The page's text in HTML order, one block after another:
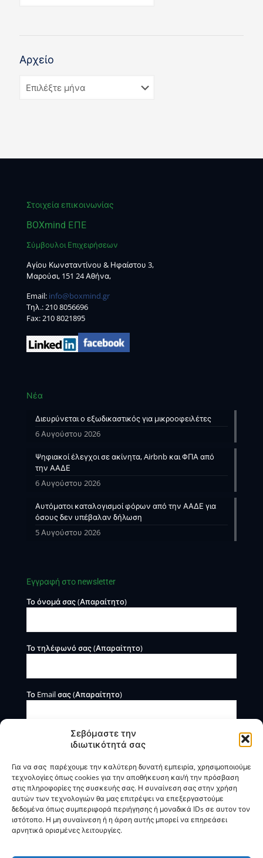
Σεβόμαστε την
ιδιωτικότητά σας
Για να σας παρέχουμε την καλύτερη δυνατή εμπειρία, χρησιμοποιούμε
τεχνολογίες όπως cookies για την αποθήκευση και/ή την πρόσβαση
στις πληροφορίες της συσκευής σας. Η συναίνεση σας στην χρήση
αυτών των τεχνολογιών θα μας επιτρέψει να επεξεργαστούμε
δεδομένα όπως συμπεριφορά περιήγησης ή μοναδικά IDs σε αυτον τον
ιστότοπο. Η μη συναίινεση ή η άρση αυτής μπορεί να επηρεάσει
αρνητικά ορισμένες λειτουργίες.
Αρχείο
Στοιχεία επικοινωνίας
BOXmind ΕΠΕ
Σύμβουλοι Επιχειρήσεων
Αγίου Κωνσταντίνου & Ηφαίστου 3,
Μαρούσι, 151 24 Αθήνα,
Email: info@boxmind.gr
Tηλ.:210 8056696
Fax: 210 8021895
Νέα
Διευρύνεται ο εξωδικαστικός για μικροοφειλέτες
6 Αυγούστου 2026
Ψηφιακοί έλεγχοι σε ακίνητα, Airbnb και ΦΠΑ από
την ΑΑΔΕ
6 Αυγούστου 2026
Αυτόματοι καταλογισμοί φόρων από την ΑΑΔΕ για
όσους δεν υπέβαλαν δήλωση
5 Αυγούστου 2026
Εγγραφή στο newsletter
Το όνομά σας (Απαραίτητο)
Το τηλέφωνό σας (Απαραίτητο)
Το Email σας (Απαραίτητο)
Η BOXmind παρέχει πληροφοριακές και συμβουλευτικές
υπηρεσίες. Δεν προσφέρει υπηρεσίες ρύθμισης ή
διαγραφής οφειλών.